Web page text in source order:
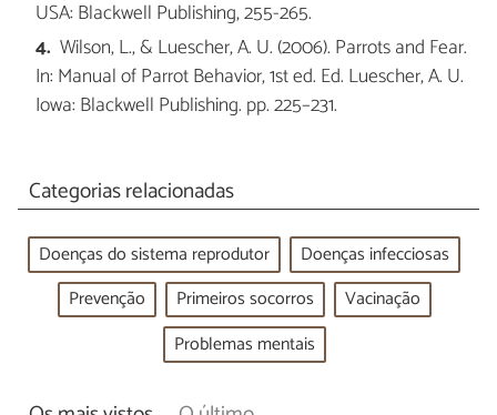
USA: Blackwell Publishing, 255-265.
Wilson, L., & Luescher, A. U. (2006). Parrots and Fear.
In: Manual of Parrot Behavior, 1st ed. Ed. Luescher, A. U.
Iowa: Blackwell Publishing. pp. 225–231.
Categorias relacionadas
Doenças do sistema reprodutor
Doenças infecciosas
Prevenção
Primeiros socorros
Vacinação
Problemas mentais